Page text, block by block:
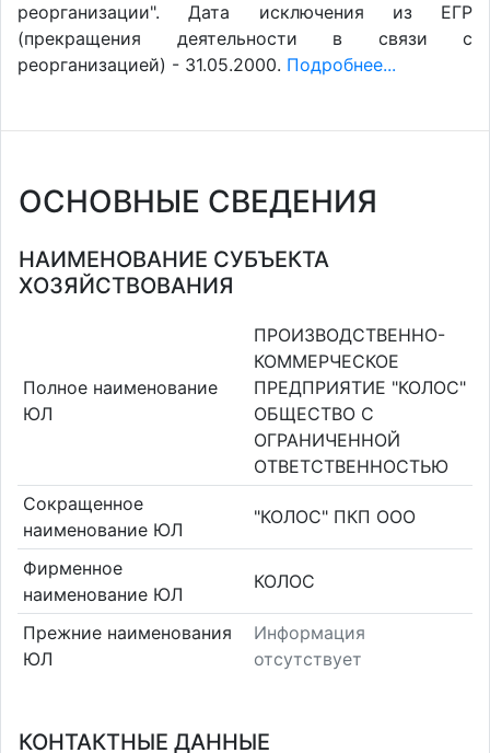
реорганизации". Дата исключения из ЕГР
(прекращения деятельности в связи с
реорганизацией) - 31.05.2000. Подробнее...
ОСНОВНЫЕ СВЕДЕНИЯ
НАИМЕНОВАНИЕ СУБЪЕКТА
ХОЗЯЙСТВОВАНИЯ
Полное наименование
ЮЛ
ПРОИЗВОДСТВЕННО-
КОММЕРЧЕСКОЕ
ПРЕДПРИЯТИЕ "КОЛОС"
ОБЩЕСТВО С
ОГРАНИЧЕННОЙ
ОТВЕТСТВЕННОСТЬЮ
Сокращенное
наименование ЮЛ
"КОЛОС" ПКП ООО
Фирменное
наименование ЮЛ
КОЛОС
Прежние наименования
ЮЛ
Информация
отсутствует
КОНТАКТНЫЕ ДАННЫЕ